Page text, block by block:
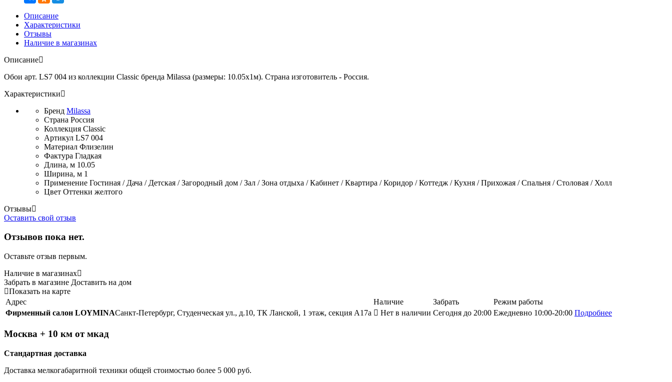
Описание
Характеристики
Отзывы
Наличие в магазинах
Описание
Обои арт. LS7 004 из коллекции Classic бренда Milassa (размеры: 10.05х1м). Страна изготовитель - Россия.
Характеристики
Бренд Milassa
Страна Россия
Коллекция Classic
Артикул LS7 004
Материал Флизелин
Фактура Гладкая
Длина, м 10.05
Ширина, м 1
Применение Гостиная / Дача / Детская / Загородный дом / Зал / Зона отдыха / Кабинет / Квартира / Коридор / Коттедж / Кухня / Прихожая / Спальня / Столовая / Холл
Цвет Оттенки желтого
Отзывы
Оставить свой отзыв
Отзывов пока нет.
Оставьте отзыв первым.
Наличие в магазинах
Забрать в магазине Доставить на дом
Показать на карте
Адрес
Наличие Забрать
Режим работы
Фирменный салон LOYMINAСанкт-Петербург, Студенческая ул., д.10, ТК Ланской, 1 этаж, секция А17а Нет в наличии Сегодня до 20:00 Ежедневно 10:00-20:00 Подробнее
Москва + 10 км от мкад
Стандартная доставка
Доставка мелкогабаритной техники общей стоимостью более 5 000 руб.